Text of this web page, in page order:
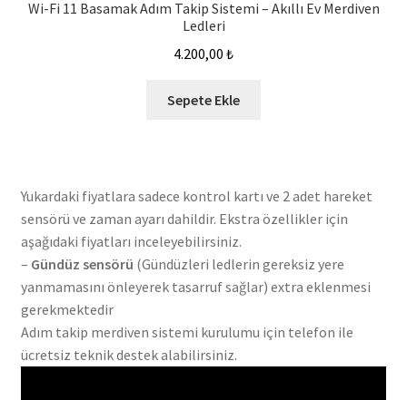
Wi-Fi 11 Basamak Adım Takip Sistemi – Akıllı Ev Merdiven
Ledleri
4.200,00 ₺
Sepete Ekle
Yukardaki fiyatlara sadece kontrol kartı ve 2 adet hareket
sensörü ve zaman ayarı dahildir. Ekstra özellikler için
aşağıdaki fiyatları inceleyebilirsiniz.
– Gündüz sensörü (Gündüzleri ledlerin gereksiz yere
yanmamasını önleyerek tasarruf sağlar) extra eklenmesi
gerekmektedir
Adım takip merdiven sistemi kurulumu için telefon ile
ücretsiz teknik destek alabilirsiniz.